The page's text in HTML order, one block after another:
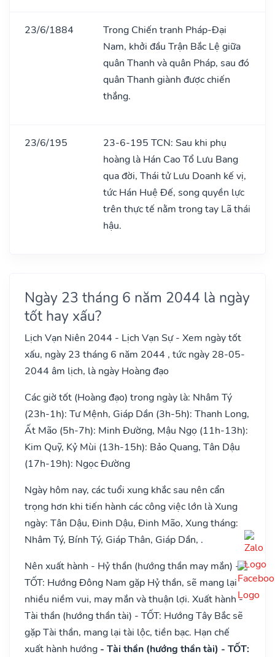
23/6/1884
Trong Chiến tranh Pháp-Đại
Nam, khởi đầu Trận Bắc Lệ giữa
quân Thanh và quân Pháp, sau đó
quân Thanh giành được chiến
thắng.
23/6/195
23-6-195 TCN: Sau khi phụ
hoàng là Hán Cao Tổ Lưu Bang
qua đời, Thái tử Lưu Doanh kế vị,
tức Hán Huệ Đế, song quyền lực
trên thực tế nằm trong tay Lã thái
hậu.
Ngày 23 tháng 6 năm 2044 là ngày
tốt hay xấu?
Lịch Vạn Niên 2044 - Lịch Vạn Sự - Xem ngày tốt
xấu, ngày 23 tháng 6 năm 2044 , tức ngày 28-05-
2044 âm lịch, là ngày Hoàng đạo
Các giờ tốt (Hoàng đạo) trong ngày là: Nhâm Tý
(23h-1h): Tư Mệnh, Giáp Dần (3h-5h): Thanh Long,
Ất Mão (5h-7h): Minh Đường, Mậu Ngọ (11h-13h):
Kim Quỹ, Kỷ Mùi (13h-15h): Bảo Quang, Tân Dậu
(17h-19h): Ngọc Đường
Ngày hôm nay, các tuổi xung khắc sau nên cẩn
trọng hơn khi tiến hành các công việc lớn là Xung
ngày: Tân Dậu, Đinh Dậu, Đinh Mão, Xung tháng:
Nhâm Tý, Bính Tý, Giáp Thân, Giáp Dần, .
Nên xuất hành - Hỷ thần (hướng thần may mắn) -
TỐT: Hướng Đông Nam gặp Hỷ thần, sẽ mang lại
nhiều niềm vui, may mắn và thuận lợi. Xuất hành -
Tài thần (hướng thần tài) - TỐT: Hướng Tây Bắc sẽ
gặp Tài thần, mang lại tài lộc, tiền bạc. Hạn chế
xuất hành hướng - Tài thần (hướng thần tài) - TỐT: